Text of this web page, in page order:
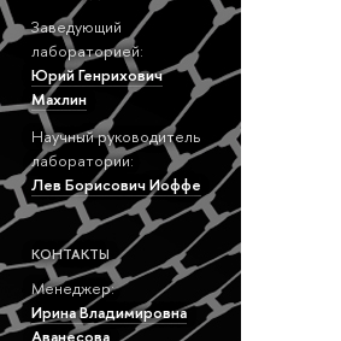
Заведующий
лабораторией:
Юрий Генрихович
Махлин
Научный руководитель
лаборатории:
Лев Борисович Иоффе
КОНТАКТЫ
Менеджер:
Ирина Владимировна
Аванесова